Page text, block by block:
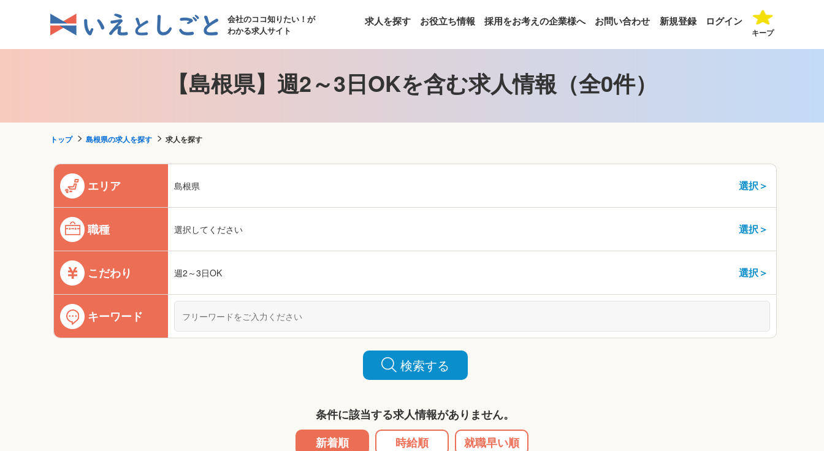
会社のココ知りたい！が
わかる求人サイト
求人を探す お役立ち情報 採用をお考えの企業様へ お問い合わせ 新規登録 ログイン
キープ
【島根県】週2～3日OKを含む求人情報（全0件）
トップ 島根県の求人を探す 求人を探す
エリア 島根県 選択＞
職種 選択してください 選択＞
こだわり 週2～3日OK 選択＞
キーワード
検索する
条件に該当する求人情報がありません。
新着順
時給順 就職早い順